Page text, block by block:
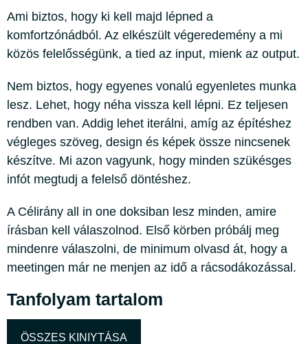
Ami biztos, hogy ki kell majd lépned a
komfortzónádból. Az elkészült végeredemény a mi
közös felelősségünk, a tied az input, mienk az output.
Nem biztos, hogy egyenes vonalú egyenletes munka
lesz. Lehet, hogy néha vissza kell lépni. Ez teljesen
rendben van. Addig lehet iterálni, amíg az építéshez
végleges szöveg, design és képek össze nincsenek
készítve. Mi azon vagyunk, hogy minden szükésges
infót megtudj a felelső döntéshez.
A Célirány all in one doksiban lesz minden, amire
írásban kell válaszolnod. Első körben próbálj meg
mindenre válaszolni, de minimum olvasd át, hogy a
meetingen már ne menjen az idő a rácsodákozással.
Tanfolyam tartalom
ÖSSZES KINIYTÁSA